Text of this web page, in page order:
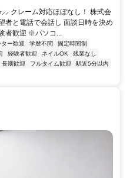
クレーム対応ほぼなし！ 株式会
者と電話で会話し 面談日時を決め
者歓迎 ※パソコ...
ター歓迎 学歴不問
固定時間制
経験者歓迎 ネイルOK
残業なし
長期歓迎 フルタイム歓迎
駅近5分以内